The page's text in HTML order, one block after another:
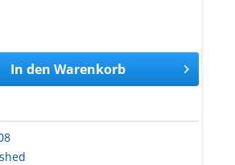
In den Warenkorb